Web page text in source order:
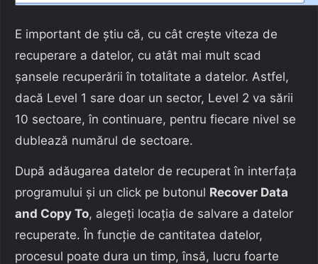
E important de știu că, cu cât crește viteza de
recuperare a datelor, cu atât mai mult scad
șansele recuperării în totalitate a datelor. Astfel,
dacă Level 1 sare doar un sector, Level 2 va sării
10 sectoare, în continuare, pentru fiecare nivel se
dublează numărul de sectoare.
După adăugarea datelor de recuperat în interfața
programului și un click pe butonul Recover Data
and Copy To, alegeți locația de salvare a datelor
recuperate. În funcție de cantitatea datelor,
procesul poate dura un timp, însă, lucru foarte